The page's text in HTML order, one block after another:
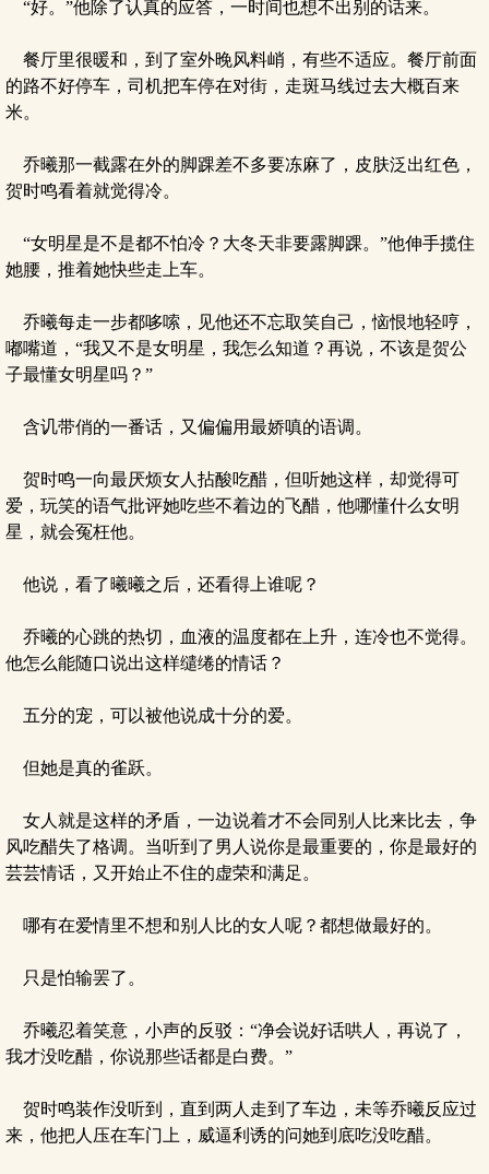
“好。”他除了认真的应答，一时间也想不出别的话来。
餐厅里很暖和，到了室外晚风料峭，有些不适应。餐厅前面
的路不好停车，司机把车停在对街，走斑马线过去大概百来
米。
乔曦那一截露在外的脚踝差不多要冻麻了，皮肤泛出红色，
贺时鸣看着就觉得冷。
“女明星是不是都不怕冷？大冬天非要露脚踝。”他伸手揽住
她腰，推着她快些走上车。
乔曦每走一步都哆嗦，见他还不忘取笑自己，恼恨地轻哼，
嘟嘴道，“我又不是女明星，我怎么知道？再说，不该是贺公
子最懂女明星吗？”
含讥带俏的一番话，又偏偏用最娇嗔的语调。
贺时鸣一向最厌烦女人拈酸吃醋，但听她这样，却觉得可
爱，玩笑的语气批评她吃些不着边的飞醋，他哪懂什么女明
星，就会冤枉他。
他说，看了曦曦之后，还看得上谁呢？
乔曦的心跳的热切，血液的温度都在上升，连冷也不觉得。
他怎么能随口说出这样缱绻的情话？
五分的宠，可以被他说成十分的爱。
但她是真的雀跃。
女人就是这样的矛盾，一边说着才不会同别人比来比去，争
风吃醋失了格调。当听到了男人说你是最重要的，你是最好的
芸芸情话，又开始止不住的虚荣和满足。
哪有在爱情里不想和别人比的女人呢？都想做最好的。
只是怕输罢了。
乔曦忍着笑意，小声的反驳：“净会说好话哄人，再说了，
我才没吃醋，你说那些话都是白费。”
贺时鸣装作没听到，直到两人走到了车边，未等乔曦反应过
来，他把人压在车门上，威逼利诱的问她到底吃没吃醋。